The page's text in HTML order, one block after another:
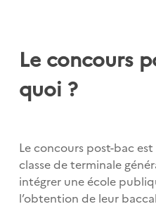
Le concours
quoi ?
Le concours post-bac
classe de terminale
intégrer une école
l’obtention de leur